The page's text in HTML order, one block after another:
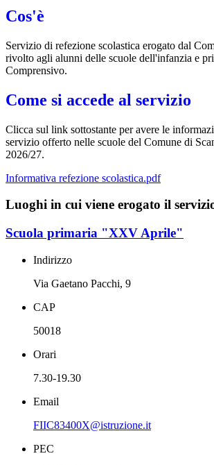
Cos'è
Servizio di refezione scolastica erogato dal
rivolto agli alunni delle scuole dell'infanzia e
Comprensivo.
Come si accede al servizio
Clicca sul link sottostante per avere le
servizio offerto nelle scuole del Comune di
2026/27.
Informativa refezione scolastica.pdf
Luoghi in cui viene erogato il
Scuola primaria "XXV Aprile"
Indirizzo
Via Gaetano Pacchi, 9
CAP
50018
Orari
7.30-19.30
Email
FIIC83400X@istruzione.it
PEC